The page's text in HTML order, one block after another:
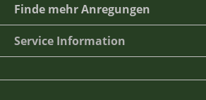
Finde mehr Anregungen
Service Information